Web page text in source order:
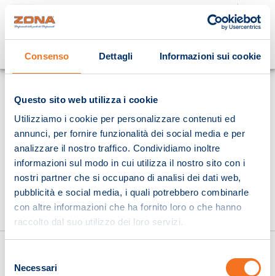
Consenso Dettagli Informazioni sui cookie
Questo sito web utilizza i cookie
Utilizziamo i cookie per personalizzare contenuti ed
annunci, per fornire funzionalità dei social media e per
analizzare il nostro traffico. Condividiamo inoltre
informazioni sul modo in cui utilizza il nostro sito con i
nostri partner che si occupano di analisi dei dati web,
pubblicità e social media, i quali potrebbero combinarle
con altre informazioni che ha fornito loro o che hanno
raccolto dal suo utilizzo dei loro servizi.
delNecessari
Cosa stai cercando?